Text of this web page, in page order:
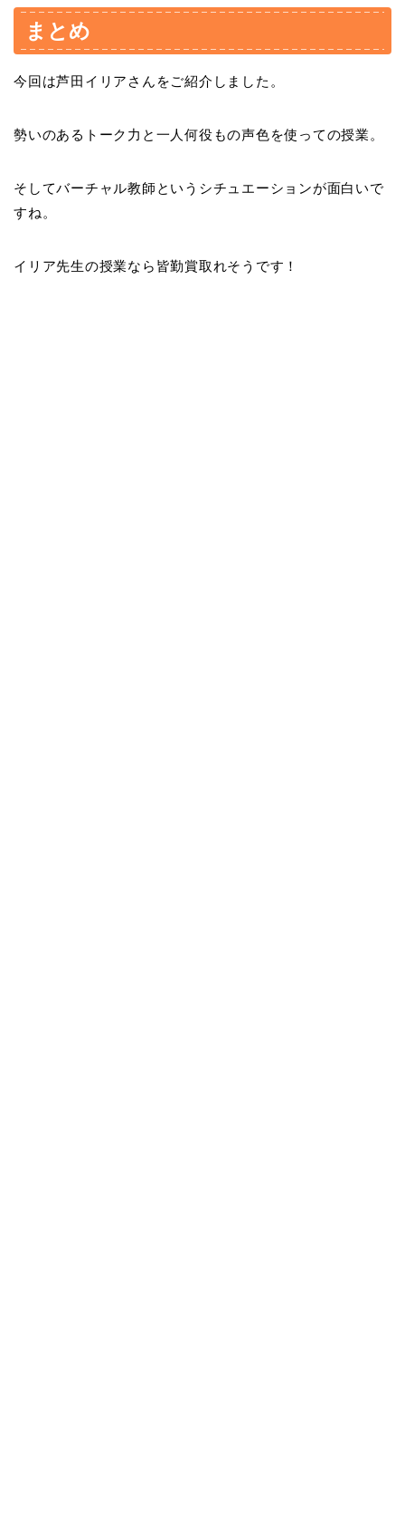
まとめ
今回は芦田イリアさんをご紹介しました。
勢いのあるトーク力と一人何役もの声色を使っての授業。
そしてバーチャル教師というシチュエーションが面白いで
すね。
イリア先生の授業なら皆勤賞取れそうです！